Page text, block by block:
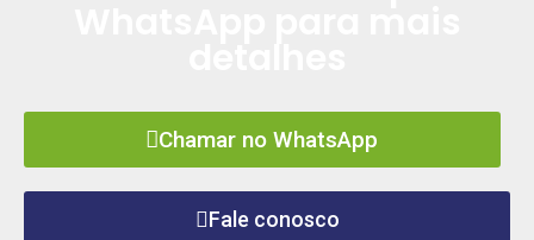
Chamar no WhatsApp
Fale conosco